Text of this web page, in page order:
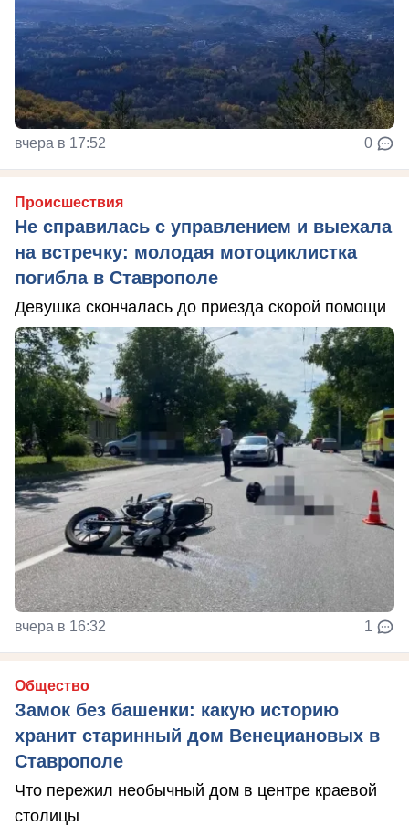
вчера в 17:52 0
Происшествия
Не справилась с управлением и выехала
на встречку: молодая мотоциклистка
погибла в Ставрополе
Девушка скончалась до приезда скорой помощи
вчера в 16:32 1
Общество
Замок без башенки: какую историю
хранит старинный дом Венециановых в
Ставрополе
Что пережил необычный дом в центре краевой
столицы